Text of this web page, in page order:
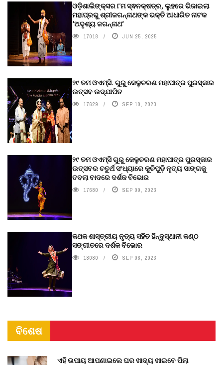
ଓଡ଼ିଶାଲିଙ୍କ୍ସର ୮ମ ସ୍ଵନକ୍ଷତ୍ର, ଲୁହରେ ଭିଜାଇଲା
ମହାପ୍ରଭୁ ଶ୍ରୀଜଗନ୍ନାଥଙ୍କ ଭକ୍ତି ଆଧାରିତ ନାଟକ
‘ଅଦୃଶ୍ୟ ଜଗନ୍ନାଥ‘
17018 JUN 25, 2025
୨୯ ତମ ଓଏମ୍‌ସି. ଗୁରୁ କେଳୁଚରଣ ମହାପାତ୍ର ପୁରସ୍କାର
ଉତ୍ସବ ଉଦ୍‍ଯାପିତ
17629 SEP 10, 2023
୨୯ ତମ ଓଏମ୍‌ସି ଗୁରୁ କେଳୁଚରଣ ମହାପାତ୍ର ପୁରସ୍କାର
ଉତ୍ସବର ଚତୁର୍ଥ ସଂଧ୍ୟାରେ କୁଚିପୁଡ଼ି ନୃତ୍ୟ ସାଙ୍ଗକୁ
ତବଲା ବାଦରେ ଦର୍ଶକ ବିଭୋର
17680 SEP 09, 2023
କଥକ ଶାସ୍ତ୍ରୀୟ ନୃତ୍ୟ ସହିତ ହିନ୍ଦୁସ୍ଥାନୀ କଣ୍ଠ
ସଙ୍ଗୀତରେ ଦର୍ଶକ ବିଭୋର
18080 SEP 06, 2023
ବିଶେଷ
ଏହି ଉପାୟ ଆପଣାଇଲେ ଘର ଖାଦ୍ୟ ଖାଇବେ ପିଲା